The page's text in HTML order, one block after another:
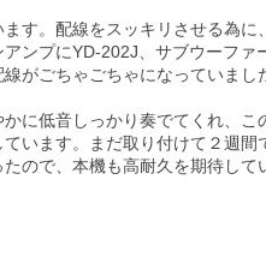
す。配線をスッキリさせる為に
ンプにYD-202J、サブウーフ
がごちゃごちゃになっていま
に低音しっかり奏でてくれ、こ
います。まだ取り付けて２週
ので、本機も高耐久を期待して